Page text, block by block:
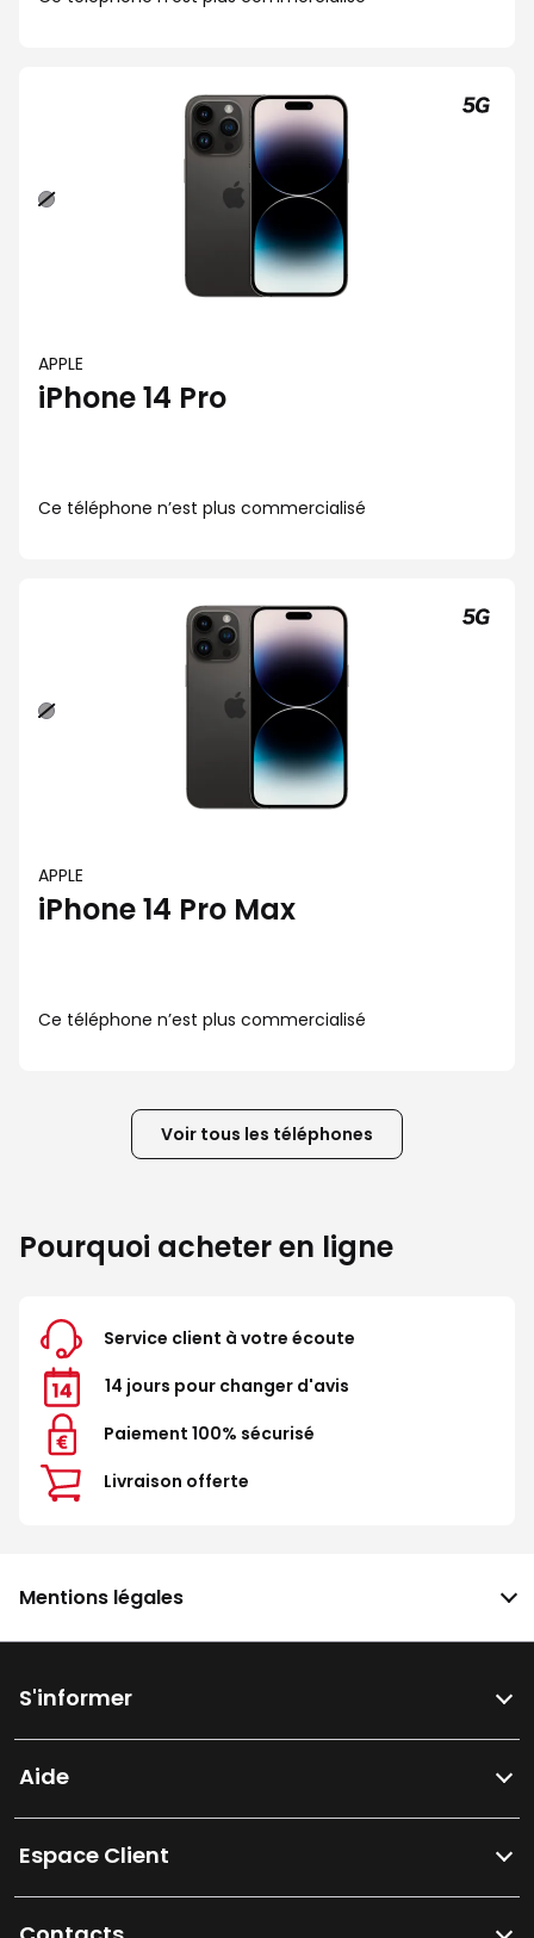
Noir
APPLE
iPhone 14 Pro
Ce téléphone n’est plus commercialisé
Noir
APPLE
iPhone 14 Pro Max
Ce téléphone n’est plus commercialisé
Voir tous les téléphones
Pourquoi acheter en ligne
Service client à votre écoute
14 jours pour changer d'avis
Paiement 100% sécurisé
Livraison offerte
Mentions légales
S'informer
Aide
Espace Client